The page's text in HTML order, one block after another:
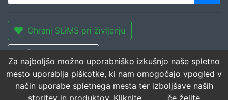
Ohrani SLiMS pri življenju
Želite prispevati?
Za najboljšo možno uporabniško izkušnjo naše spletno
mesto uporablja piškotke, ki nam omogočajo vpogled v
način uporabe spletnega mesta ter izboljšave naših
storitev in produktov. Kliknite
, če želite